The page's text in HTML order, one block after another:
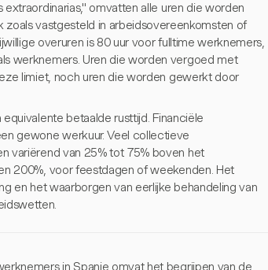
omvatten alle uren die worden
vastgesteld in arbeidsovereenkomsten of
overuren is 80 uur voor fulltime werknemers,
werknemers. Uren die worden vergoed met
limiet, noch uren die worden gewerkt door
betaalde rusttijd. Financiële
gewone werkuur. Veel collectieve
variërend van 25% tot 75% boven het
200%, voor feestdagen of weekenden. Het
en het waarborgen van eerlijke behandeling van
in Spanje omvat het begrijpen van de